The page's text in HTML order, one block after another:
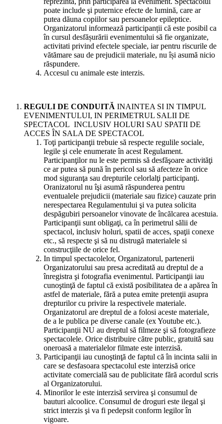
poate include şi puternice efecte de lumină, care ar
putea dăuna copiilor sau persoanelor epileptice.
Organizatorul informează participanții că este posibil ca
în cursul desfășurării evenimentului să fie organizate,
activitati privind efectele speciale, iar pentru riscurile de
vătămare sau de prejudicii materiale, nu își asumă nicio
răspundere.
Accesul cu animale este interzis.
REGULI DE CONDUITĂ INAINTEA SI IN TIMPUL
EVENIMENTULUI, IN PERIMETRUL SALII DE
SPECTACOL INCLUSIV HOLURI SAU SPATII DE
ACCES ÎN SALA DE SPECTACOL
Toţi participanţii trebuie să respecte regulile sociale,
legile şi cele enumerate în acest Regulament.
Participanţilor nu le este permis să desfăşoare activităţi
ce ar putea să pună în pericol sau să afecteze în orice
mod siguranţa sau drepturile celorlalţi participanţi.
Oranizatorul nu îşi asumă răspunderea pentru
eventualele prejudicii (materiale sau fizice) cauzate prin
nerespectarea Regulamentului şi va putea solicita
despăgubiri persoanelor vinovate de încălcarea acestuia.
Participanţii sunt obligaţi, ca în perimetrul sălii de
spectacol, inclusiv holuri, spatii de acces, spaţii conexe
etc., să respecte şi să nu distrugă materialele si
construcţiile de orice fel.
In timpul spectacolelor, Organizatorul, partenerii
Organizatorului sau presa acreditată au dreptul de a
înregistra şi fotografia evenimentul. Participanţii iau
cunoştinţă de faptul că există posibilitatea de a apărea în
astfel de materiale, fără a putea emite pretenţii asupra
drepturilor cu privire la respectivele materiale.
Organizatorul are dreptul de a folosi aceste materiale,
de a le publica pe diverse canale (ex Youtube etc.).
Participanţii NU au dreptul să filmeze şi să fotografieze
spectacolele. Orice distribuire către public, gratuită sau
oneroasă a materialelor filmate este interzisă.
Participanţii iau cunoştinţă de faptul că în incinta salii in
care se desfasoara spectacolul este interzisă orice
activitate comercială sau de publicitate fără acordul scris
al Organizatorului.
Minorilor le este interzisă servirea şi consumul de
bauturi alcoolice. Consumul de droguri este ilegal şi
strict interzis şi va fi pedepsit conform legilor în
vigoare.